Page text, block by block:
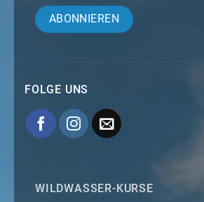
FOLGE UNS
WILDWASSER-KURSE